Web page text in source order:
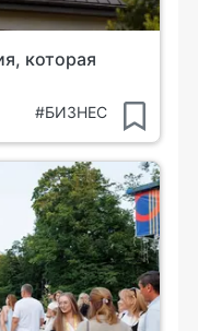
которая
#БИЗНЕС